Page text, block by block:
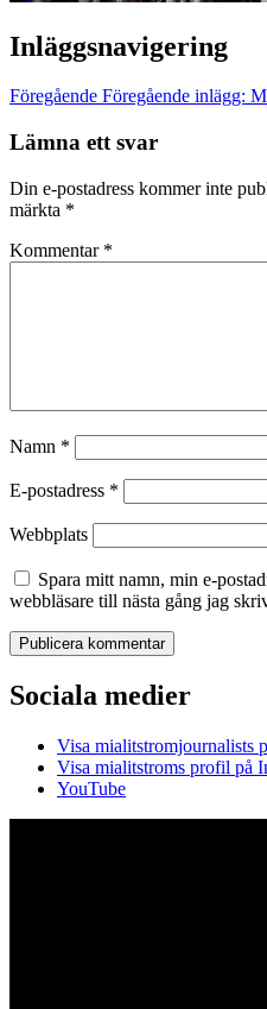
Inläggsnavigering
Föregående Föregående inlägg:
Lämna ett svar
Din e-postadress kommer inte
märkta *
Kommentar *
Namn *
E-postadress *
Webbplats
Spara mitt namn, min e-
webbläsare till nästa gång jag
Sociala medier
Visa mialitstromjournalists
Visa mialitstroms profil på
YouTube